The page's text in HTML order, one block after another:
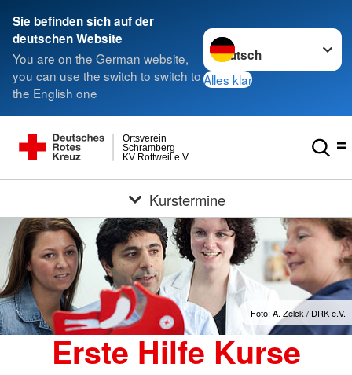
Sie befinden sich auf der
deutschen Website
You are on the German website,
you can use the switch to switch to
the English one
Sprache wechseln zu
Alles klar
KV Rottweil e.V.
Schramberg
Ortsverein
Kurstermine
Foto: A. Zelck / DRK e.V.
Erste Hilfe Kurse